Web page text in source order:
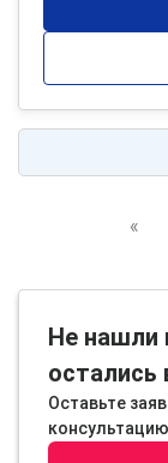
«
Не нашли
остались
Оставьте